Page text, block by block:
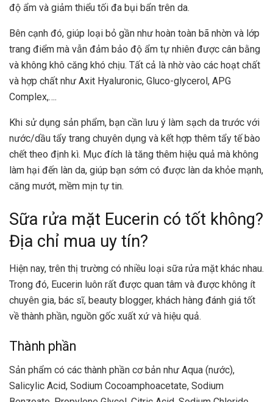
độ ẩm và giảm thiểu tối đa bụi bẩn trên da.
Bên cạnh đó, giúp loại bỏ gần như hoàn toàn bã nhờn và lớp
trang điểm mà vẫn đảm bảo độ ẩm tự nhiên được cân bằng
và không khô căng khó chịu. Tất cả là nhờ vào các hoạt chất
và hợp chất như Axit Hyaluronic, Gluco-glycerol, APG
Complex,….
Khi sử dụng sản phẩm, bạn cần lưu ý làm sạch da trước với
nước/dầu tẩy trang chuyên dụng và kết hợp thêm tẩy tế bào
chết theo định kì. Mục đích là tăng thêm hiệu quả mà không
làm hại đến làn da, giúp bạn sớm có được làn da khỏe mạnh,
căng mướt, mềm mịn tự tin.
Sữa rửa mặt Eucerin có tốt không?
Địa chỉ mua uy tín?
Hiện nay, trên thị trường có nhiều loại sữa rửa mặt khác nhau.
Trong đó, Eucerin luôn rất được quan tâm và được không ít
chuyên gia, bác sĩ, beauty blogger, khách hàng đánh giá tốt
về thành phần, nguồn gốc xuất xứ và hiệu quả.
Thành phần
Sản phẩm có các thành phần cơ bản như Aqua (nước),
Salicylic Acid, Sodium Cocoamphoacetate, Sodium